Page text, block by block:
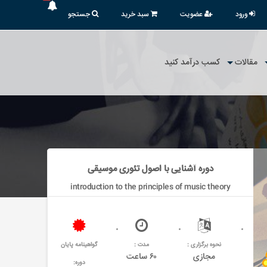
ورود عضویت سبد خرید جستجو
مقالات کسب درآمد کنید
دوره آشنایی با اصول تئوری موسیقی
introduction to the principles of music theory
نحوه برگزاری :
مجازی
مدت :
۶۰ ساعت
گواهینامه پایان
دوره: